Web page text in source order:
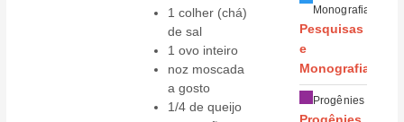
1 colher (chá)
de sal
1 ovo inteiro
noz moscada
a gosto
1/4 de queijo
Monografias
Pesquisas
e
Monografias
Progênies